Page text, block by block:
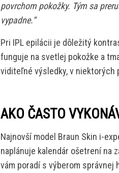
povrchom pokožky. Tým sa
vypadne.“
Pri IPL epilácii je dôležitý
funguje na svetlej pokožke a
viditeľné výsledky, v niektorých
AKO ČASTO
Najnovší model Braun Skin i-
naplánuje kalendár ošetrení na
vám poradí s výberom správnej